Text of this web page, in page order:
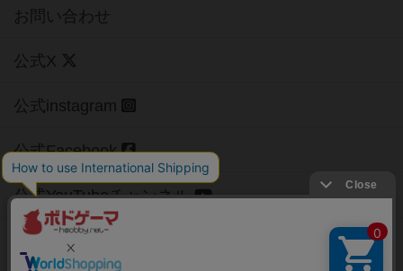
お問い合わせ
公式X
公式instagram
公式Facebook
公式YouTubeチャンネル